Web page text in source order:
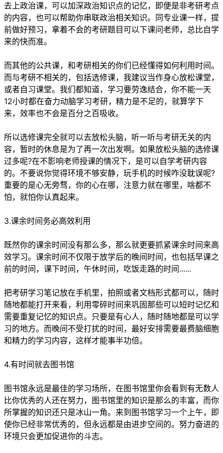
去上政治课，可以加深政治知识点的记忆，即便是非考研考点
的内容，也可以帮助你串联政治相关知识。同专业课一样，提
前做好预习，拿着不会的考研题目可以下课问老师，总比自学
来的快而准。
而其他的公共课，和考研相关的你们已经懂得如何利用时间。
而与考研不相关的，包括选修课，我建议当作身心放松课堂，
或者自习课堂。我们都知道，学习要劳逸结合，你不能一天
12小时都在奋力动脑学习考研，精力是不足的，就算学下
来，效率也不会是百分之百吸收。
所以选修课完全就可以去放松头脑，听一听与考研无关的内
容，暂时的休息是为了再一次出发啊。如果放松头脑的选修课
过多呢?在不影响老师授课的情况下，是可以自学考研内容
的。不要说你觉得环境不够安静，玩手机的时候咋没耽误呢?
重要的是心无旁骛，你的心在哪，注意力就在哪里，啥都不
怕，就怕你认真起来。
3.课余时间务必高效利用
既然你的课余时间没有那么多，那么就更要抓紧课余时间来高
效学习。课余时间不仅限于放学后的晚间时间，也包括早课之
前的时间，课下时间，午休时间，吃饭走路的时间......
把考研学习笔记放在手机里，拍照或者文档形式都可以，随时
随地都能打开来看，利用零碎时间来巩固那些可以短时记忆和
需要重复记忆的知识点。只要是有心人，随时随地都是可以学
习的地方。而晚间不受打扰的时间，最好安排需要最费脑细胞
和精力的学习内容，这样才能事半功倍。
4.有时间就去图书馆
图书馆永远是最佳的学习场所，在图书馆里你会看到有无数人
比你优秀的人还在努力，图书馆里的知识是那么的丰富，而你
所掌握的知识还只是冰山一角。来到图书馆学习一个上午，即
使你已经非常优秀的，但永远都是由进步空间的。努力奋进的
环境只会更加促进你的斗志。